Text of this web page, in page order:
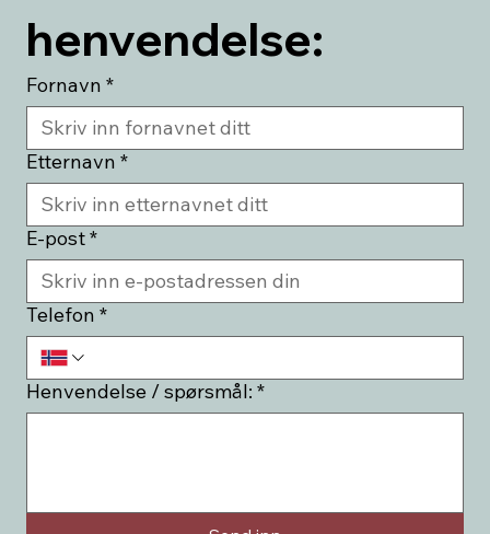
henvendelse:
Fornavn *
Etternavn *
E-post*
Telefon *
Henvendelse / spørsmål: *